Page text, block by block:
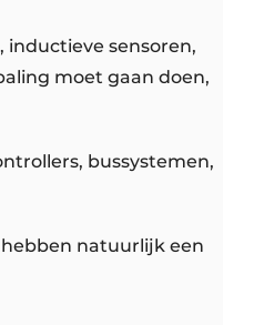
inductieve sensoren,
moet gaan doen,
bussystemen,
natuurlijk een